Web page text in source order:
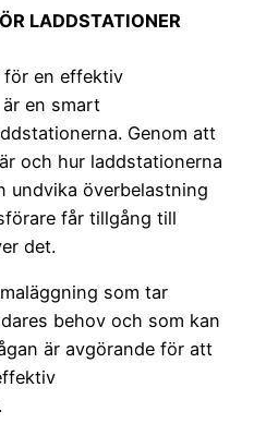
LADDSTATIONER
för en effektiv
en smart
Genom att
och hur laddstationerna
undvika överbelastning
får tillgång till
det.
som tar
behov och som kan
är avgörande för att